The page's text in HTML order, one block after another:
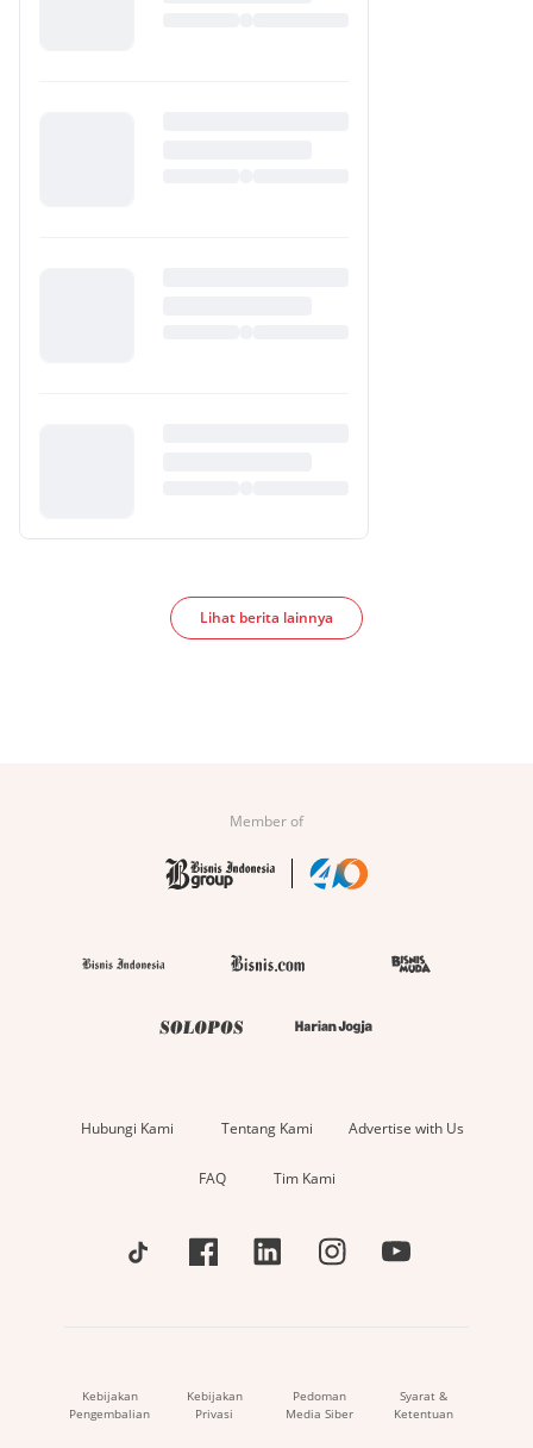
Lihat berita lainnya
Member of
Hubungi Kami Tentang Kami Advertise with Us
FAQ Tim Kami
Kebijakan
Pengembalian
Kebijakan
Privasi
Pedoman
Media Siber
Syarat &
Ketentuan